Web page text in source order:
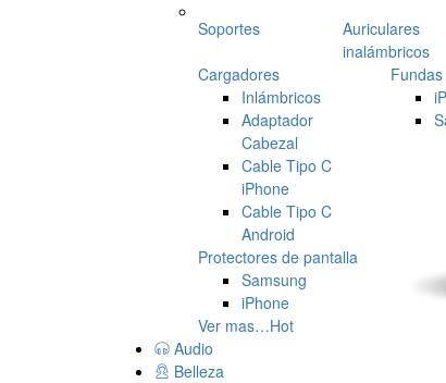
Soportes
Auriculares
inalámbricos
Cargadores
Inlámbricos
Adaptador
Cabezal
Cable Tipo C
iPhone
Cable Tipo C
Android
Fundas
Protectores de pantalla
Samsung
iPhone
Ver mas…Hot
Audio
Belleza